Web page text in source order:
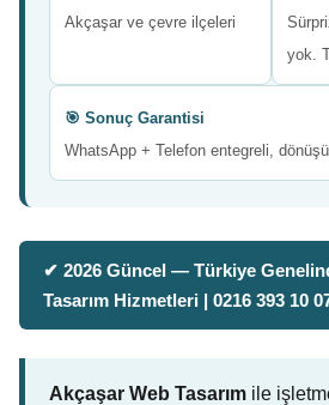
Akçaşar ve çevre ilçeleri
yok.
🎯 Sonuç Garantisi
WhatsApp + Telefon entegreli,
✔ 2026 Güncel — Türkiye
Tasarım Hizmetleri | 0216 393 10
Akçaşar Web Tasarım ile